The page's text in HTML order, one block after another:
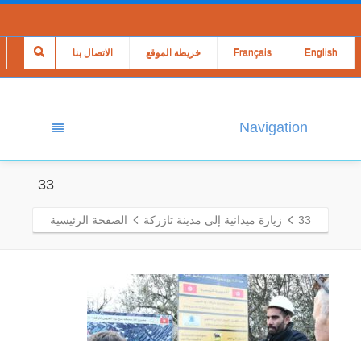
الاتصال بنا خريطة الموقع Français English
Navigation
33
33 زيارة ميدانية إلى مدينة تازركة الصفحة الرئيسية